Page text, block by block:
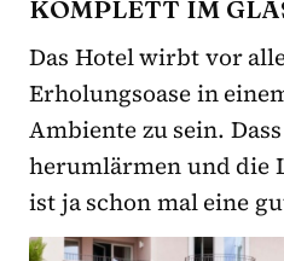
KOMPLETT IM
Das Hotel wirbt vor
Erholungsoase in
Ambiente zu sein.
herumlärmen und die
ist ja schon mal eine